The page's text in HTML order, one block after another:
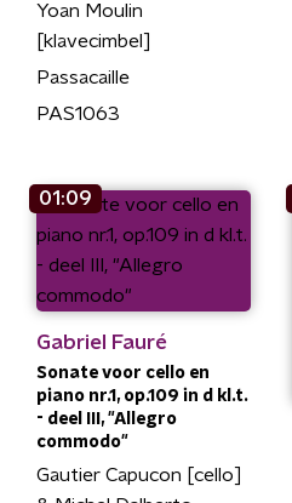
Yoan Moulin
[klavecimbel]
Passacaille
PAS1063
01:09
Gabriel Fauré
Sonate voor cello en
piano nr.1, op.109 in d kl.t.
- deel III, "Allegro
commodo"
Gautier Capucon [cello]